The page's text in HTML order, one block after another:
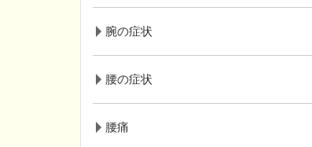
腕の症状
腰の症状
腰痛